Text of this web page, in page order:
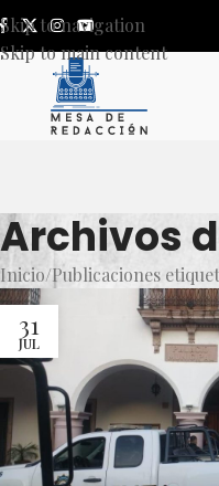
Skip to navigation
Skip to main content
Archivos
Inicio Publicaciones
31
JUL